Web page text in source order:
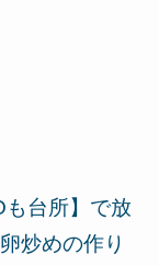
台所】で放
炒めの作り